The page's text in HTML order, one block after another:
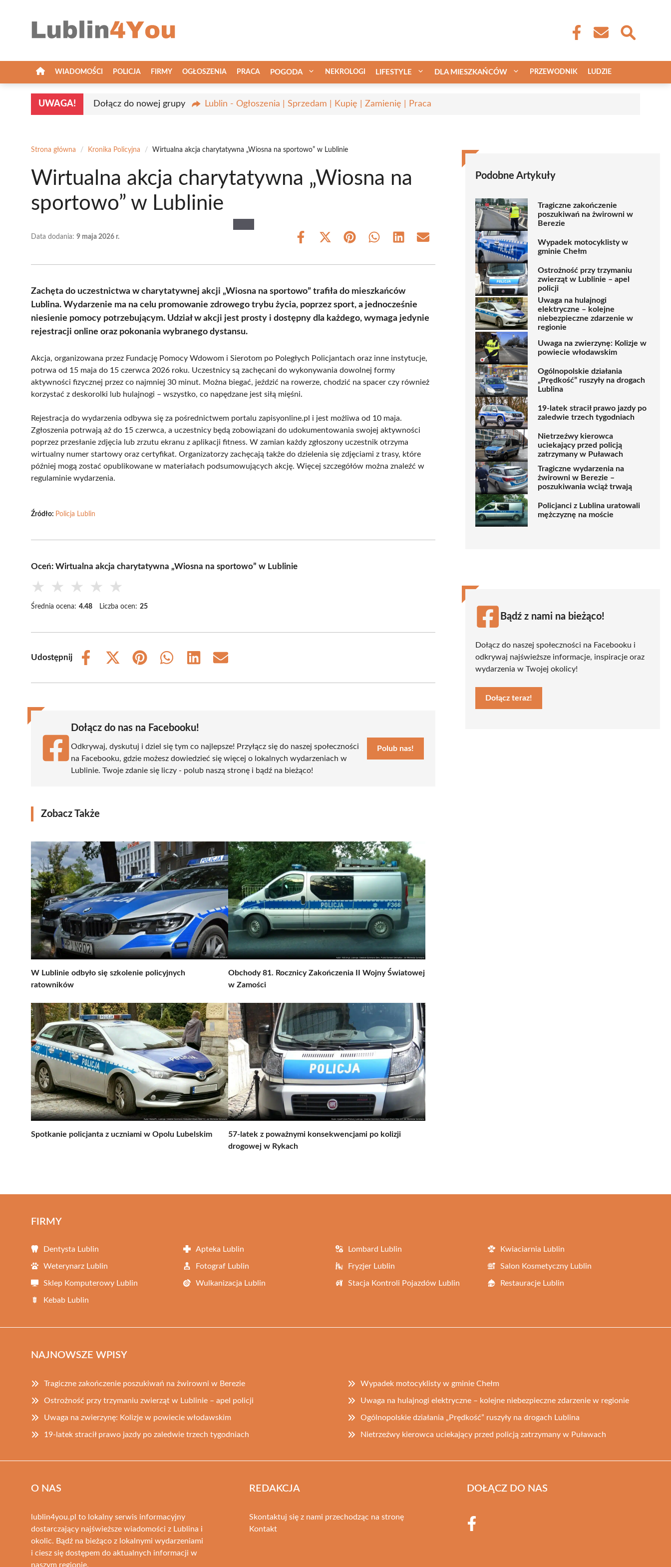
WIADOMOŚCI POLICJA FIRMY OGŁOSZENIA PRACA POGODA NEKROLOGI LIFESTYLE DLA MIESZKAŃCÓW PRZEWODNIK LUDZIE
UWAGA! Dołącz do nowej grupy Lublin - Ogłoszenia | Sprzedam | Kupię | Zamienię | Praca
Strona główna / Kronika Policyjna / Wirtualna akcja charytatywna „Wiosna na sportowo” w Lublinie
Wirtualna akcja charytatywna „Wiosna na
sportowo” w Lublinie
Data dodania: 9 maja 2026 r.
Share
Share
(Twitter)
Share Share Share Share
Zachęta do uczestnictwa w charytatywnej akcji „Wiosna na sportowo” trafiła do mieszkańców
Lublina. Wydarzenie ma na celu promowanie zdrowego trybu życia, poprzez sport, a jednocześnie
niesienie pomocy potrzebującym. Udział w akcji jest prosty i dostępny dla każdego, wymaga jedynie
rejestracji online oraz pokonania wybranego dystansu.
Akcja, organizowana przez Fundację Pomocy Wdowom i Sierotom po Poległych Policjantach oraz inne instytucje,
potrwa od 15 maja do 15 czerwca 2026 roku. Uczestnicy są zachęcani do wykonywania dowolnej formy
aktywności fizycznej przez co najmniej 30 minut. Można biegać, jeździć na rowerze, chodzić na spacer czy również
korzystać z deskorolki lub hulajnogi – wszystko, co napędzane jest siłą mięśni.
Rejestracja do wydarzenia odbywa się za pośrednictwem portalu zapisyonline.pl i jest możliwa od 10 maja.
Zgłoszenia potrwają aż do 15 czerwca, a uczestnicy będą zobowiązani do udokumentowania swojej aktywności
poprzez przesłanie zdjęcia lub zrzutu ekranu z aplikacji fitness. W zamian każdy zgłoszony uczestnik otrzyma
wirtualny numer startowy oraz certyfikat. Organizatorzy zachęcają także do dzielenia się zdjęciami z trasy, które
później mogą zostać opublikowane w materiałach podsumowujących akcję. Więcej szczegółów można znaleźć w
regulaminie wydarzenia.
Źródło: Policja Lublin
Oceń: Wirtualna akcja charytatywna „Wiosna na sportowo” w Lublinie
★ ★ ★ ★ ★
Średnia ocena: 4.48 Liczba ocen: 25
Udostępnij
Share
Share
(Twitter)
Share
Share
Share
Share
Dołącz do nas na Facebooku!
Odkrywaj, dyskutuj i dziel się tym co najlepsze! Przyłącz się do naszej społeczności
na Facebooku, gdzie możesz dowiedzieć się więcej o lokalnych wydarzeniach w
Lublinie. Twoje zdanie się liczy - polub naszą stronę i bądź na bieżąco!
Polub nas!
Zobacz Także
W Lublinie odbyło się szkolenie policyjnych
ratowników
Obchody 81. Rocznicy Zakończenia II Wojny Światowej
w Zamości
Spotkanie policjanta z uczniami w Opolu Lubelskim
57-latek z poważnymi konsekwencjami po kolizji
drogowej w Rykach
Podobne Artykuły
Tragiczne zakończenie
poszukiwań na żwirowni w
Berezie
Wypadek motocyklisty w
gminie Chełm
Ostrożność przy trzymaniu
zwierząt w Lublinie – apel
policji
Uwaga na hulajnogi
elektryczne – kolejne
niebezpieczne zdarzenie w
regionie
Uwaga na zwierzynę: Kolizje w
powiecie włodawskim
Ogólnopolskie działania
„Prędkość” ruszyły na drogach
Lublina
19-latek stracił prawo jazdy po
zaledwie trzech tygodniach
Nietrzeźwy kierowca
uciekający przed policją
zatrzymany w Puławach
Tragiczne wydarzenia na
żwirowni w Berezie –
poszukiwania wciąż trwają
Policjanci z Lublina uratowali
mężczyznę na moście
Bądź z nami na bieżąco!
Dołącz do naszej społeczności na Facebooku i
odkrywaj najświeższe informacje, inspiracje oraz
wydarzenia w Twojej okolicy!
Dołącz teraz!
FIRMY
Dentysta Lublin Apteka Lublin Lombard Lublin Kwiaciarnia Lublin
Weterynarz Lublin Fotograf Lublin Fryzjer Lublin Salon Kosmetyczny Lublin
Sklep Komputerowy Lublin Wulkanizacja Lublin Stacja Kontroli Pojazdów Lublin Restauracje Lublin
Kebab Lublin
NAJNOWSZE WPISY
Tragiczne zakończenie poszukiwań na żwirowni w Berezie Wypadek motocyklisty w gminie Chełm
Ostrożność przy trzymaniu zwierząt w Lublinie – apel policji Uwaga na hulajnogi elektryczne – kolejne niebezpieczne zdarzenie w regionie
Uwaga na zwierzynę: Kolizje w powiecie włodawskim Ogólnopolskie działania „Prędkość” ruszyły na drogach Lublina
19-latek stracił prawo jazdy po zaledwie trzech tygodniach Nietrzeźwy kierowca uciekający przed policją zatrzymany w Puławach
O NAS
lublin4you.pl to lokalny serwis informacyjny
dostarczający najświeższe wiadomości z Lublina i
okolic. Bądź na bieżąco z lokalnymi wydarzeniami
i ciesz się dostępem do aktualnych informacji w
naszym regionie.
REDAKCJA
Skontaktuj się z nami przechodząc na stronę
Kontakt
DOŁĄCZ DO NAS